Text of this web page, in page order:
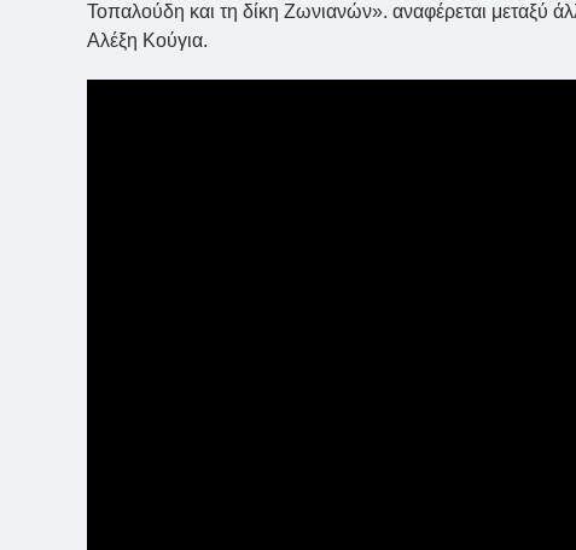
Τοπαλούδη και τη δίκη Ζωνιανών». αναφέρεται μεταξύ
Αλέξη Κούγια.